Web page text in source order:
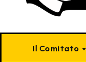
Il Comitato